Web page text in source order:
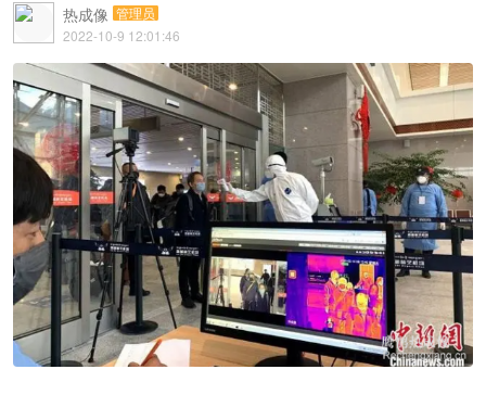
热成像 管理员
2022-10-9 12:01:46